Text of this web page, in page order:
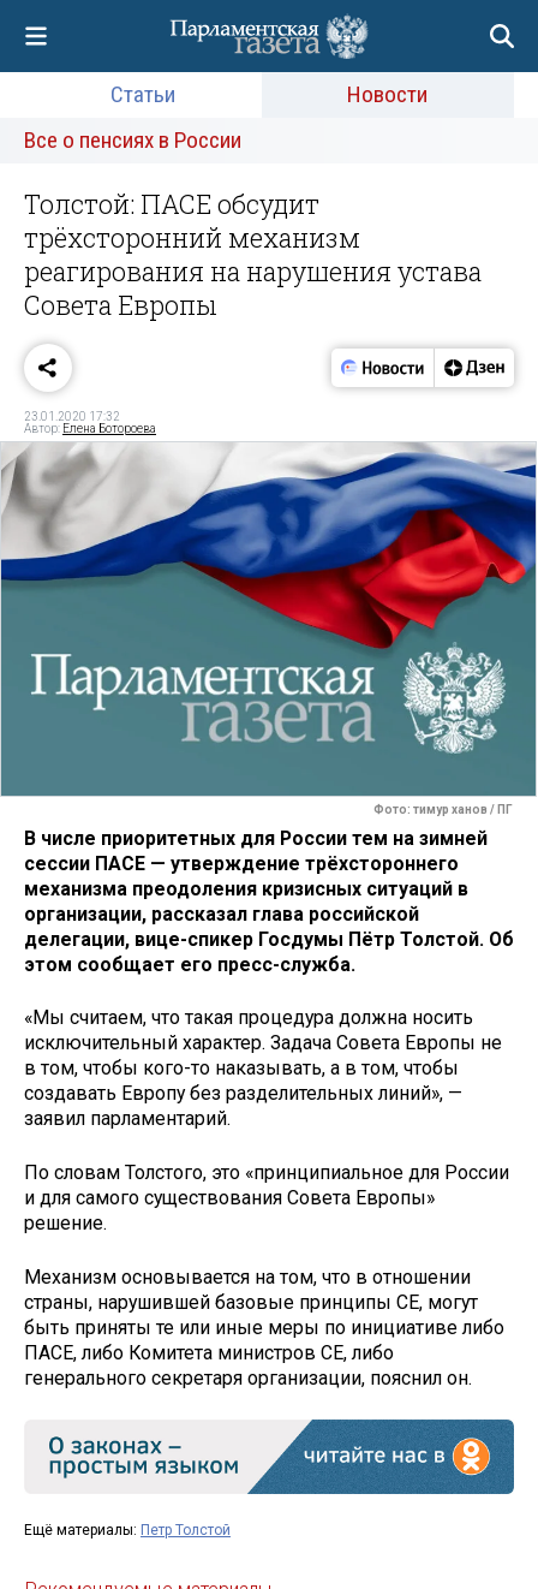
Статьи
Новости
Все о пенсиях в России
Толстой: ПАСЕ обсудит
трёхсторонний механизм
реагирования на нарушения устава
Совета Европы
23.01.2020 17:32
Автор: Елена Ботороева
Фото: тимур ханов / ПГ
В числе приоритетных для России тем на зимней
сессии ПАСЕ — утверждение трёхстороннего
механизма преодоления кризисных ситуаций в
организации, рассказал глава российской
делегации, вице-спикер Госдумы Пётр Толстой. Об
этом сообщает его пресс-служба.
«Мы считаем, что такая процедура должна носить
исключительный характер. Задача Совета Европы не
в том, чтобы кого-то наказывать, а в том, чтобы
создавать Европу без разделительных линий», —
заявил парламентарий.
По словам Толстого, это «принципиальное для России
и для самого существования Совета Европы»
решение.
Механизм основывается на том, что в отношении
страны, нарушившей базовые принципы СЕ, могут
быть приняты те или иные меры по инициативе либо
ПАСЕ, либо Комитета министров СЕ, либо
генерального секретаря организации, пояснил он.
Ещё материалы: Петр Толстой